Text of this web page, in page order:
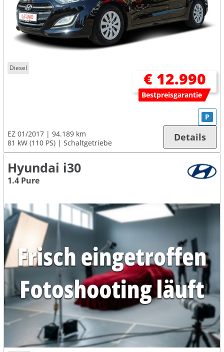
Diesel
€ 12.990
Bestpreisgarantie
EZ 01/2017
94.189 km
81 kW (110 PS)
Schaltgetriebe
P
Details
Hyundai i30
1.4 Pure